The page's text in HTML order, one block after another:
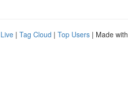
Live | Tag Cloud | Top Users | Made with